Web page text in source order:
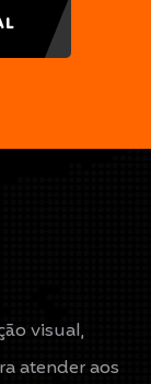
visual,
atender aos